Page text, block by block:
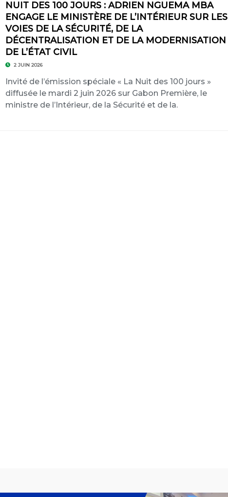
NUIT DES 100 JOURS : ADRIEN NGUEMA MBA
ENGAGE LE MINISTÈRE DE L’INTÉRIEUR SUR LES
VOIES DE LA SÉCURITÉ, DE LA
DÉCENTRALISATION ET DE LA MODERNISATION
DE L’ÉTAT CIVIL
2 JUIN 2026
Invité de l’émission spéciale « La Nuit des 100 jours »
diffusée le mardi 2 juin 2026 sur Gabon Première, le
ministre de l’Intérieur, de la Sécurité et de la.